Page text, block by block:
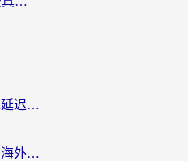
国外玩流星蝴蝶剑怎么降低延迟？海外党必看的加速秘籍（含欧洲鸣潮&彩虹岛优化攻略）
在国外也能玩穿越火线吗？海外玩家国服游戏畅玩终极指南